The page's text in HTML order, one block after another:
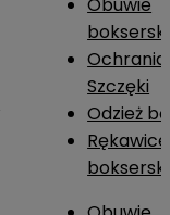
Szczęki
Odzież
Rękawice